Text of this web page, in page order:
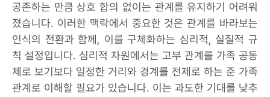
공존하는 만큼 상호 합의 없이는 관계를 유지하기 어려워
졌습니다. 이러한 맥락에서 중요한 것은 관계를 바라보는
인식의 전환과 함께, 이를 구체화하는 심리적, 실질적 규
칙 설정입니다. 심리적 차원에서는 고부 관계를 가족 공동
체로 보기보다 일정한 거리와 경계를 전제로 하는 준 가족
관계로 이해할 필요가 있습니다. 이는 과도한 기대를 낮추